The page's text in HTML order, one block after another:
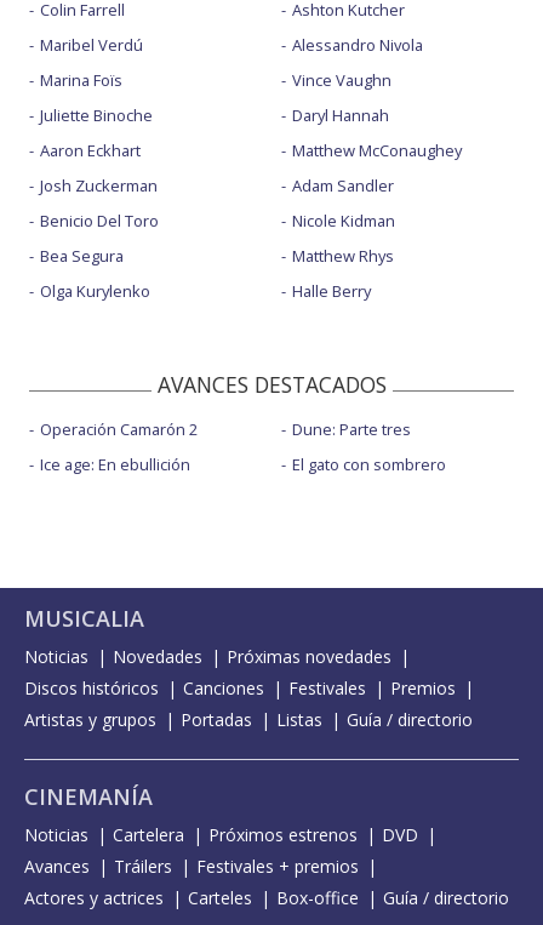
Colin Farrell
Maribel Verdú
Marina Foïs
Juliette Binoche
Aaron Eckhart
Josh Zuckerman
Benicio Del Toro
Bea Segura
Olga Kurylenko
Ashton Kutcher
Alessandro Nivola
Vince Vaughn
Daryl Hannah
Matthew McConaughey
Adam Sandler
Nicole Kidman
Matthew Rhys
Halle Berry
AVANCES DESTACADOS
Operación Camarón 2
Ice age: En ebullición
Dune: Parte tres
El gato con sombrero
MUSICALIA
Noticias Novedades
Próximas novedades
Discos históricos
Canciones Festivales
Premios
Artistas y grupos
Portadas Listas Guía / directorio
CINEMANÍA
Noticias Cartelera Próximos estrenos
DVD
Avances
Tráilers
Festivales + premios
Actores y actrices
Carteles Box-office Guía / directorio